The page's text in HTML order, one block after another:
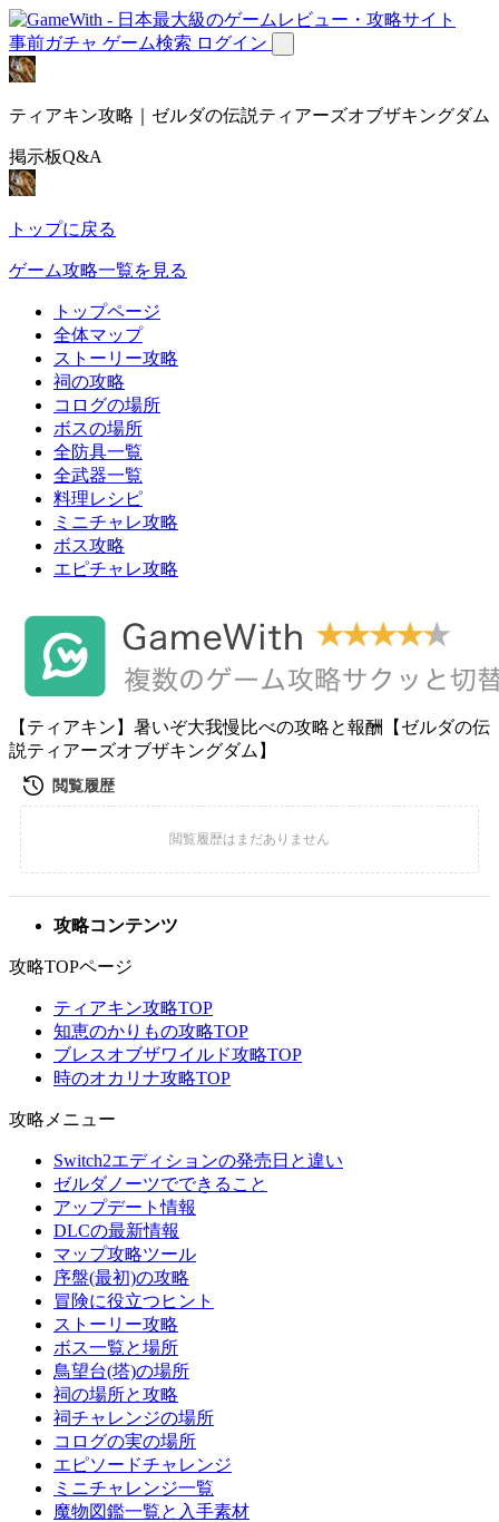
事前ガチャ ゲーム検索 ログイン
ティアキン攻略｜ゼルダの伝説ティアーズオブザキングダム
掲示板Q&A
トップに戻る
ゲーム攻略一覧を見る
トップページ
全体マップ
ストーリー攻略
祠の攻略
コログの場所
ボスの場所
全防具一覧
全武器一覧
料理レシピ
ミニチャレ攻略
ボス攻略
エピチャレ攻略
【ティアキン】暑いぞ大我慢比べの攻略と報酬【ゼルダの伝
説ティアーズオブザキングダム】
攻略コンテンツ
攻略TOPページ
ティアキン攻略TOP
知恵のかりもの攻略TOP
ブレスオブザワイルド攻略TOP
時のオカリナ攻略TOP
攻略メニュー
Switch2エディションの発売日と違い
ゼルダノーツでできること
アップデート情報
DLCの最新情報
マップ攻略ツール
序盤(最初)の攻略
冒険に役立つヒント
ストーリー攻略
ボス一覧と場所
鳥望台(塔)の場所
祠の場所と攻略
祠チャレンジの場所
コログの実の場所
エピソードチャレンジ
ミニチャレンジ一覧
魔物図鑑一覧と入手素材